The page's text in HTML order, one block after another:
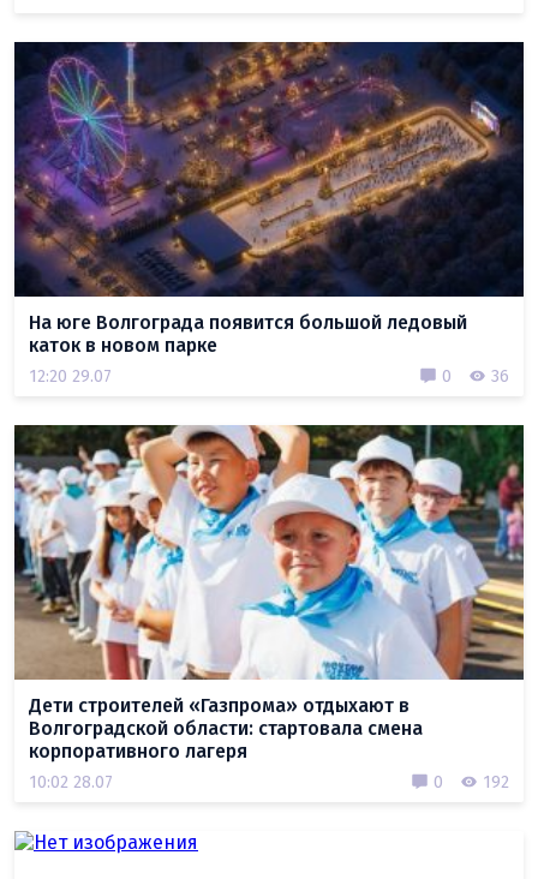
На юге Волгограда появится большой ледовый
каток в новом парке
12:20 29.07 0 36
Дети строителей «Газпрома» отдыхают в
Волгоградской области: стартовала смена
корпоративного лагеря
10:02 28.07 0 192